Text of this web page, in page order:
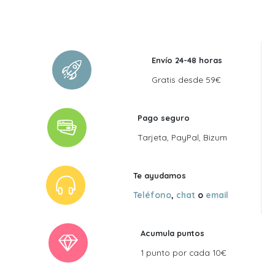
Envío 24-48 horas
Gratis desde 59€
Pago seguro
Tarjeta, PayPal, Bizum
Te ayudamos
Teléfono, chat o email
Acumula puntos
1 punto por cada 10€